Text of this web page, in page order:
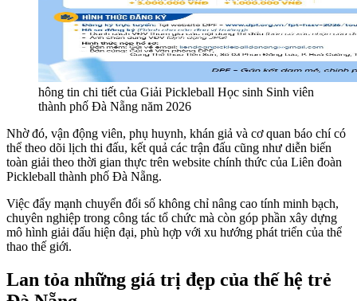
hông tin chi tiết của Giải Pickleball Học sinh Sinh viên
thành phố Đà Nẵng năm 2026
Nhờ đó, vận động viên, phụ huynh, khán giả và cơ quan báo chí có
thể theo dõi lịch thi đấu, kết quả các trận đấu cũng như diễn biến
toàn giải theo thời gian thực trên website chính thức của Liên đoàn
Pickleball thành phố Đà Nẵng.
Việc đẩy mạnh chuyển đổi số không chỉ nâng cao tính minh bạch,
chuyên nghiệp trong công tác tổ chức mà còn góp phần xây dựng
mô hình giải đấu hiện đại, phù hợp với xu hướng phát triển của thể
thao thế giới.
Lan tỏa những giá trị đẹp của thế hệ trẻ